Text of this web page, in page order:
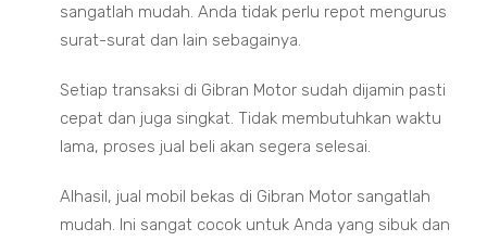
sangatlah mudah. Anda tidak perlu repot mengurus
surat-surat dan lain sebagainya.
Setiap transaksi di Gibran Motor sudah dijamin pasti
cepat dan juga singkat. Tidak membutuhkan waktu
lama, proses jual beli akan segera selesai.
Alhasil, jual mobil bekas di Gibran Motor sangatlah
mudah. Ini sangat cocok untuk Anda yang sibuk dan